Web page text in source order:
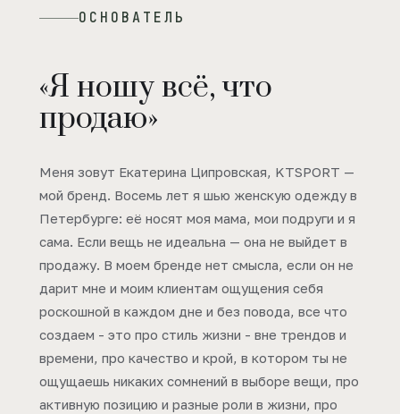
ОСНОВАТЕЛЬ
«Я ношу всё, что
продаю»
Меня зовут Екатерина Ципровская, KTSPORT —
мой бренд. Восемь лет я шью женскую одежду в
Петербурге: её носят моя мама, мои подруги и я
сама. Если вещь не идеальна — она не выйдет в
продажу. В моем бренде нет смысла, если он не
дарит мне и моим клиентам ощущения себя
роскошной в каждом дне и без повода, все что
создаем - это про стиль жизни - вне трендов и
времени, про качество и крой, в котором ты не
ощущаешь никаких сомнений в выборе вещи, про
активную позицию и разные роли в жизни, про